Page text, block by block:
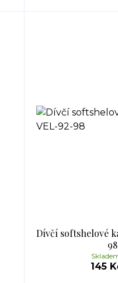
Dívčí softshelové
98
145